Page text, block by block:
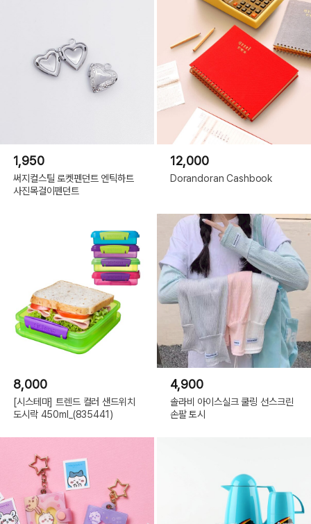
1,950
써지컬스틸 로켓펜던트 엔틱하트
사진목걸이펜던트
12,000
Dorandoran Cashbook
8,000
[시스테마] 트렌드 컬러 샌드위치
도시락 450ml_(835441)
4,900
솔라비 아이스실크 쿨링 선스크린
손팔 토시